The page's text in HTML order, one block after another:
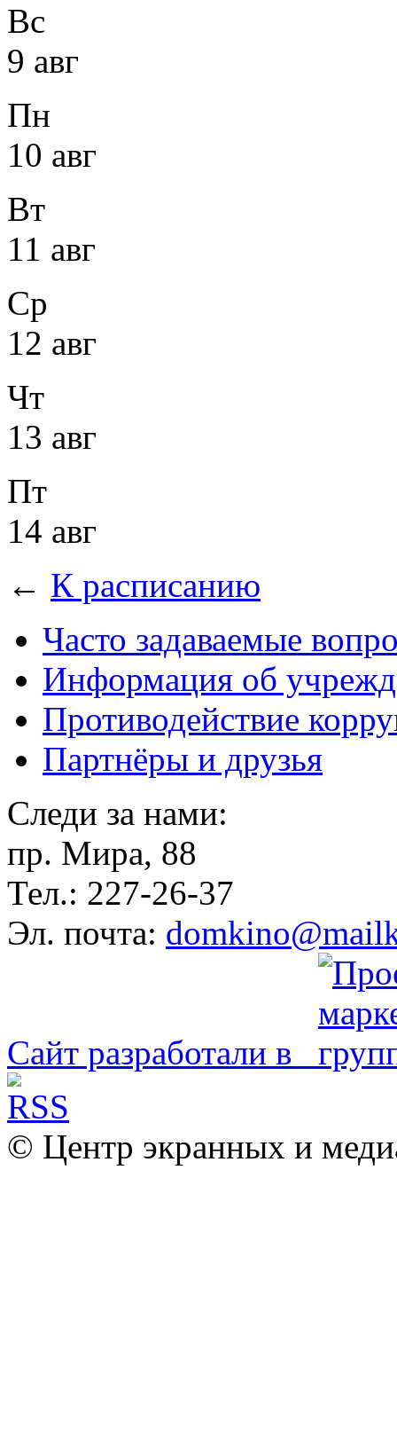
Вс
9 авг
Пн
10 авг
Вт
11 авг
Ср
12 авг
Чт
13 авг
Пт
14 авг
← К расписанию
Часто задаваемые
Информация об
Противодействие
Партнёры и друзья
Следи за нами:
пр. Мира, 88
Тел.: 227-26-37
Эл. почта:
Сайт разработали в
© Центр экранных и